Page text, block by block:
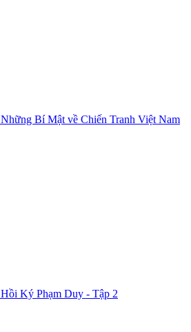
Những Bí Mật về Chiến Tranh Việt Nam
Hồi Ký Phạm Duy - Tập 2